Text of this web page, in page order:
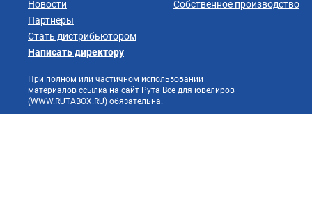
Новости
Партнеры
Стать дистрибьютором
Собственное производство
Написать директору
При полном или частичном использовании
материалов ссылка на сайт Рута Все для ювелиров
(WWW.RUTABOX.RU) обязательна.